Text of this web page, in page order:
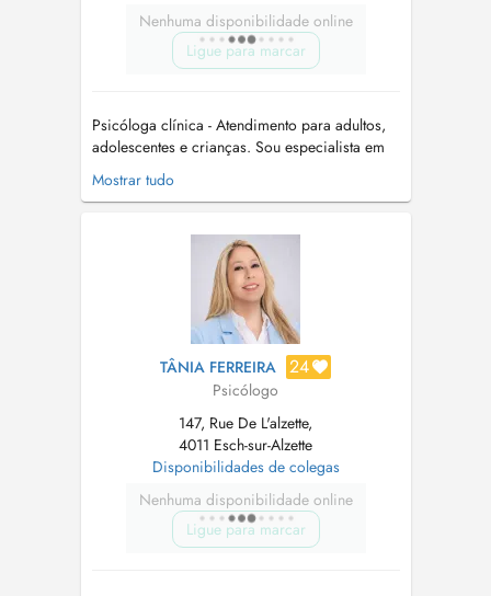
Nenhuma disponibilidade online
Ligue para marcar
Psicóloga clínica - Atendimento para adultos,
adolescentes e crianças. Sou especialista em
atendimento de crianças e adolescentes, com
foco no desenvolvimento emocional,
cognitivo comportamental como base de
tratamento. Possuo também especialização ...
Mostrar tudo
TÂNIA FERREIRA 24
Psicólogo
147, Rue De L'alzette,
4011 Esch-sur-Alzette
Disponibilidades de colegas
Nenhuma disponibilidade online
Ligue para marcar